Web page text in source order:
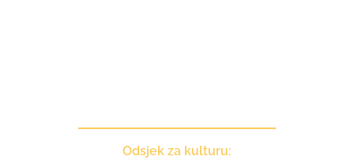
Odsjek za kulturu: